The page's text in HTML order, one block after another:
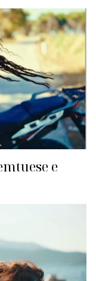
e